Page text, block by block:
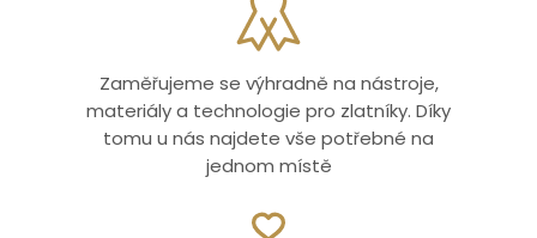
Zaměřujeme se výhradně na nástroje,
materiály a technologie pro zlatníky. Díky
tomu u nás najdete vše potřebné na
jednom místě